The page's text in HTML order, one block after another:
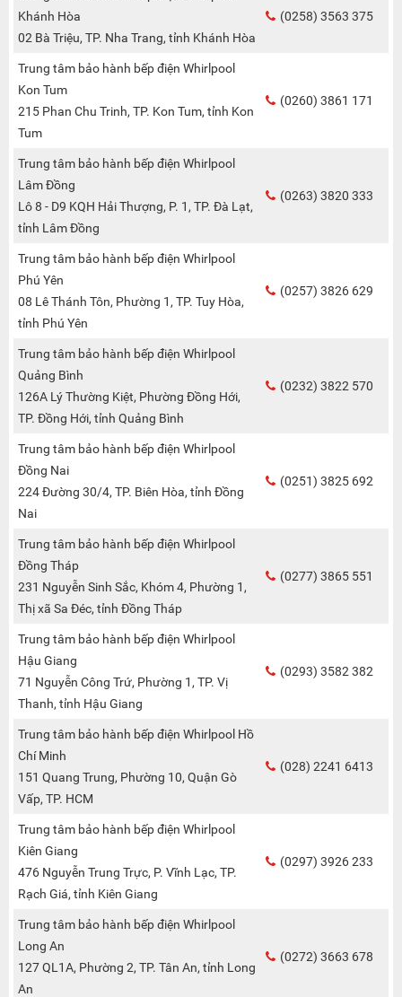
Khánh Hòa
02 Bà Triệu, TP. Nha Trang, tỉnh Khánh Hòa
(0258) 3563 375
Trung tâm bảo hành bếp điện Whirlpool
Kon Tum
215 Phan Chu Trinh, TP. Kon Tum, tỉnh Kon
Tum
(0260) 3861 171
Trung tâm bảo hành bếp điện Whirlpool
Lâm Đồng
Lô 8 - D9 KQH Hải Thượng, P. 1, TP. Đà Lạt,
tỉnh Lâm Đồng
(0263) 3820 333
Trung tâm bảo hành bếp điện Whirlpool
Phú Yên
08 Lê Thánh Tôn, Phường 1, TP. Tuy Hòa,
tỉnh Phú Yên
(0257) 3826 629
Trung tâm bảo hành bếp điện Whirlpool
Quảng Bình
126A Lý Thường Kiệt, Phường Đồng Hới,
TP. Đồng Hới, tỉnh Quảng Bình
(0232) 3822 570
Trung tâm bảo hành bếp điện Whirlpool
Đồng Nai
224 Đường 30/4, TP. Biên Hòa, tỉnh Đồng
Nai
(0251) 3825 692
Trung tâm bảo hành bếp điện Whirlpool
Đồng Tháp
231 Nguyễn Sinh Sắc, Khóm 4, Phường 1,
Thị xã Sa Đéc, tỉnh Đồng Tháp
(0277) 3865 551
Trung tâm bảo hành bếp điện Whirlpool
Hậu Giang
71 Nguyễn Công Trứ, Phường 1, TP. Vị
Thanh, tỉnh Hậu Giang
(0293) 3582 382
Trung tâm bảo hành bếp điện Whirlpool Hồ
Chí Minh
151 Quang Trung, Phường 10, Quận Gò
Vấp, TP. HCM
(028) 2241 6413
Trung tâm bảo hành bếp điện Whirlpool
Kiên Giang
476 Nguyễn Trung Trực, P. Vĩnh Lạc, TP.
Rạch Giá, tỉnh Kiên Giang
(0297) 3926 233
Trung tâm bảo hành bếp điện Whirlpool
Long An
127 QL1A, Phường 2, TP. Tân An, tỉnh Long
An
(0272) 3663 678